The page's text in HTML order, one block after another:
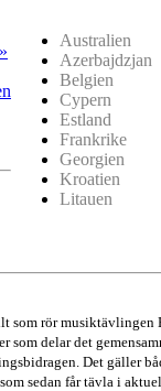
Australien
Azerbajdzjan
Belgien
Cypern
Estland
Frankrike
Georgien
Kroatien
Litauen
som rör musiktävlingen
delar det
Det gäller
sedan får tävla i